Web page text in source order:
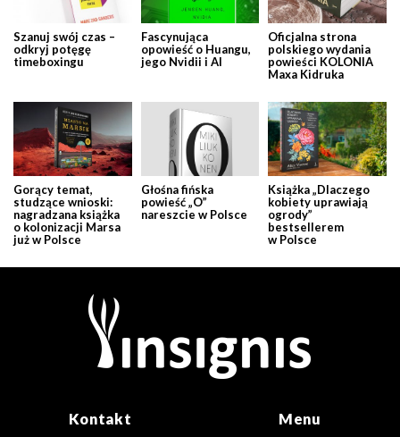
Szanuj swój czas –
odkryj potęgę
timeboxingu
Fascynująca
opowieść o Huangu,
jego Nvidii i AI
Oficjalna strona
polskiego wydania
powieści KOLONIA
Maxa Kidruka
Gorący temat,
studzące wnioski:
nagradzana książka
o kolonizacji Marsa
już w Polsce
Głośna fińska
powieść „O”
nareszcie w Polsce
Książka „Dlaczego
kobiety uprawiają
ogrody”
bestsellerem
w Polsce
Kontakt Menu